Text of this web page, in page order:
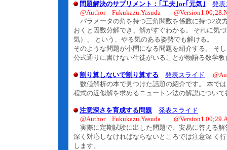
問題解決のサプリメント：｢工夫｣or｢元気｣
発表
@Author Fukukazu.Yasuda
パラメータの角を持つ三角関数を係数に持つ2次
おくと因数分解でき、解がすぐわかる。 それに気
気）、 という、やる気のある姿勢でも解ける。
そのような問題が小問になる問題を紹介する。 そ
公式通りに書けない生徒がいることが物語る数学
割り算しないで割り算する 発表スライド
数値解析の本で見つけた話題の紹介です。 本で
程式の近似解を求めるニュートン法の解説につい
注意深さを育成する問題
発表スライド
@Author Fukukazu.Yasuda
実際に定期試験に出した問題で、安易に答える
深く対応しなければならないところでは注意深 く
します。